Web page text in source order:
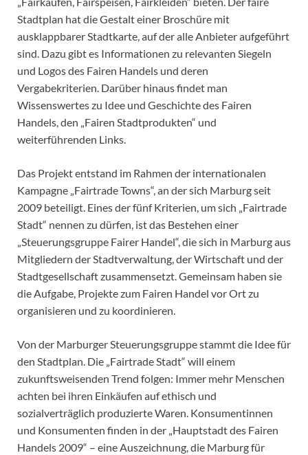
Stadtplan hat die Gestalt einer Broschüre mit
ausklappbarer Stadtkarte, auf der alle Anbieter aufgeführt
sind. Dazu gibt es Informationen zu relevanten Siegeln
und Logos des Fairen Handels und deren
Vergabekriterien. Darüber hinaus findet man
Wissenswertes zu Idee und Geschichte des Fairen
Handels, den „Fairen Stadtprodukten“ und
weiterführenden Links.
Das Projekt entstand im Rahmen der internationalen
Kampagne „Fairtrade Towns“, an der sich Marburg seit
2009 beteiligt. Eines der fünf Kriterien, um sich „Fairtrade
Stadt“ nennen zu dürfen, ist das Bestehen einer
„Steuerungsgruppe Fairer Handel“, die sich in Marburg aus
Mitgliedern der Stadtverwaltung, der Wirtschaft und der
Stadtgesellschaft zusammensetzt. Gemeinsam haben sie
die Aufgabe, Projekte zum Fairen Handel vor Ort zu
organisieren und zu koordinieren.
Von der Marburger Steuerungsgruppe stammt die Idee für
den Stadtplan. Die „Fairtrade Stadt“ will einem
zukunftsweisenden Trend folgen: Immer mehr Menschen
achten bei ihren Einkäufen auf ethisch und
sozialverträglich produzierte Waren. Konsumentinnen
und Konsumenten finden in der „Hauptstadt des Fairen
Handels 2009“ – eine Auszeichnung, die Marburg für